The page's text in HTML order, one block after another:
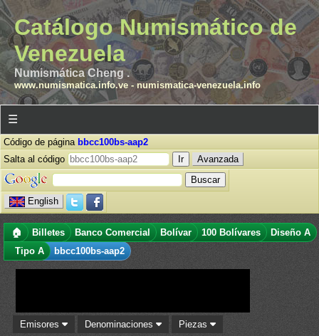
Catálogo Numismático de
Venezuela
Numismática Cheng .
www.numismatica.info.ve- numismatica-venezuela.info
☰
Código de página bbcc100bs-aap2
Salta al código
Avanzada
English
🏠 Billetes Banco Comercial Bolívar 100 Bolívares
Diseño A
Tipo A
bbcc100bs-aap2
Emisores Denominaciones Piezas